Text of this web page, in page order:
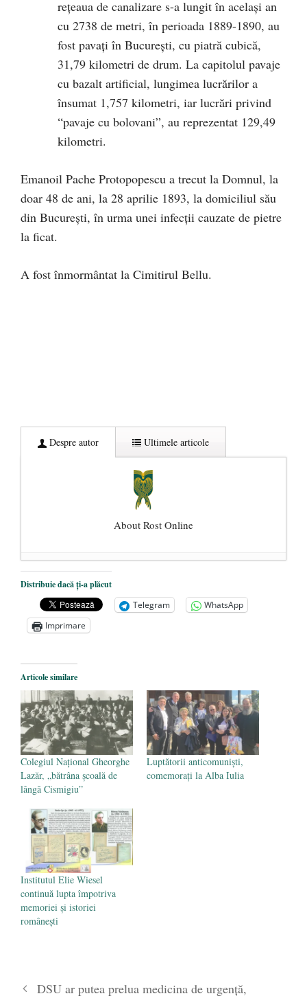
reţeaua de canalizare s-a lungit în acelaşi an
cu 2738 de metri, în perioada 1889-1890, au
fost pavaţi în Bucureşti, cu piatră cubică,
31,79 kilometri de drum. La capitolul pavaje
cu bazalt artificial, lungimea lucrărilor a
însumat 1,757 kilometri, iar lucrări privind
“pavaje cu bolovani”, au reprezentat 129,49
kilometri.
Emanoil Pache Protopopescu a trecut la Domnul, la
doar 48 de ani, la 28 aprilie 1893, la domiciliul său
din București, în urma unei infecţii cauzate de pietre
la ficat.
A fost înmormântat la Cimitirul Bellu.
Despre autor Ultimele articole
About Rost Online
Dezvăluiri cutremurătoare despre
președintele Ucrainei, Volodymyr
Zelensky
- 13 mai 2026
Statul care servește Națiunea
Legea Vexler produce efecte. Bustul
poetului Octavian Goga, înlăturat din Iași
- 16 aprilie 2026
Distribuie dacă ți-a plăcut
Telegram
WhatsApp
Imprimare
Articole similare
Colegiul Național Gheorghe
Lazăr, „bătrâna școală de
lângă Cismigiu”
Luptătorii anticomuniști,
comemorați la Alba Iulia
Institutul Elie Wiesel
continuă lupta împotriva
memoriei și istoriei
românești
DSU ar putea prelua medicina de urgenţă,